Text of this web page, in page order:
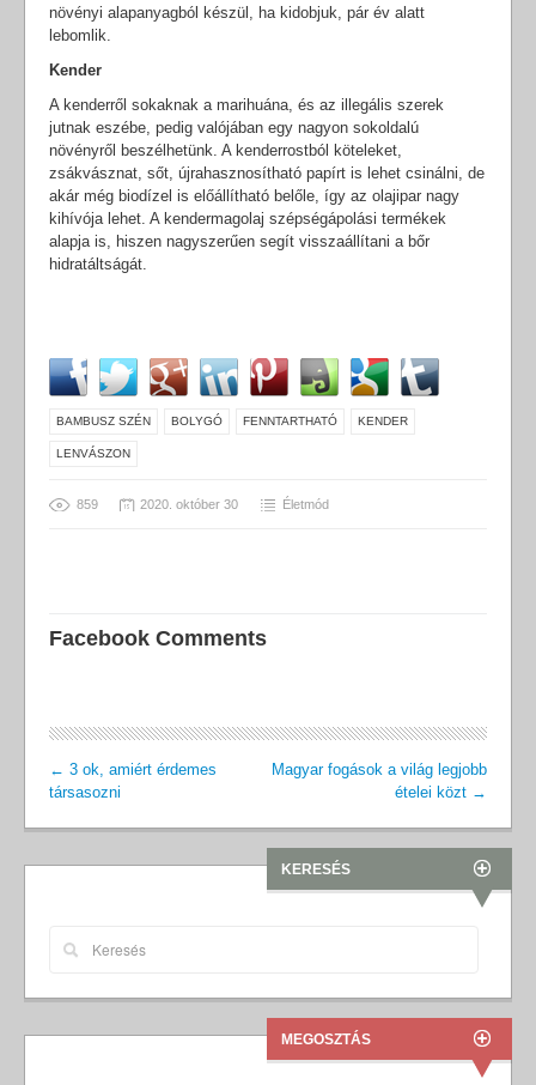
növényi alapanyagból készül, ha kidobjuk, pár év alatt
lebomlik.
Kender
A kenderről sokaknak a marihuána, és az illegális szerek
jutnak eszébe, pedig valójában egy nagyon sokoldalú
növényről beszélhetünk. A kenderrostból köteleket,
zsákvásznat, sőt, újrahasznosítható papírt is lehet csinálni, de
akár még biodízel is előállítható belőle, így az olajipar nagy
kihívója lehet. A kendermagolaj szépségápolási termékek
alapja is, hiszen nagyszerűen segít visszaállítani a bőr
hidratáltságát.
BAMBUSZ SZÉN BOLYGÓ FENNTARTHATÓ KENDER
LENVÁSZON
859 2020. október 30 Életmód
Facebook Comments
← 3 ok, amiért érdemes
társasozni
Magyar fogások a világ legjobb
ételei közt →
KERESÉS
MEGOSZTÁS